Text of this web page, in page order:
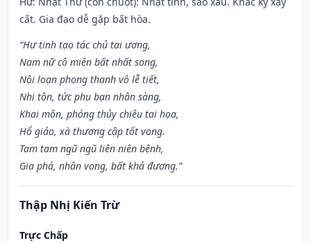
cất. Gia đạo dễ gặp bất hòa.
“Hư tinh tạo tác chủ tai ương,
Nam nữ cô miên bất nhất song,
Nội loạn phong thanh vô lễ tiết,
Nhi tôn, tức phụ bạn nhân sàng,
Khai môn, phóng thủy chiêu tai họa,
Hổ giảo, xà thương cập tốt vong.
Tam tam ngũ ngũ liên niên bệnh,
Gia phá, nhân vong, bất khả đương.”
Thập Nhị Kiến Trừ
Trực Chấp